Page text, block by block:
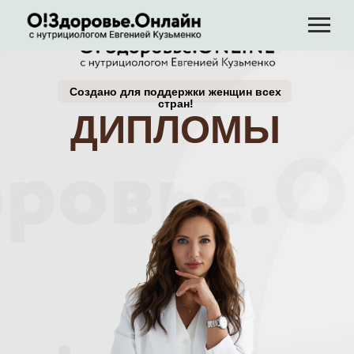
ДИПЛОМЫ
Создано для поддержки женщин всех
стран!